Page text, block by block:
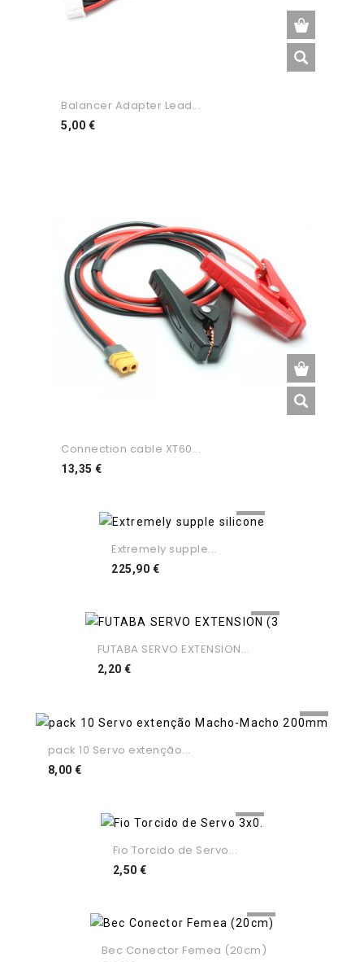
Balancer Adapter Lead...
5,00 €Preço
Connection cable XT60...
13,35 €Preço
Extremely supple...
225,90 €Preço
FUTABA SERVO EXTENSION...
2,20 €Preço
pack 10 Servo extenção...
8,00 €
Fio Torcido de Servo...
2,50 €Preço
Bec Conector Femea (20cm)